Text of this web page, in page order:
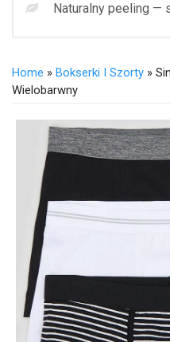
Naturalny peeling —
Home » Bokserki I Szorty »
Wielobarwny